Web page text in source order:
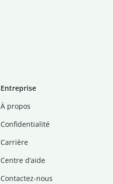
Entreprise
À propos
Confidentialité
Carrière
Centre d’aide
Contactez-nous